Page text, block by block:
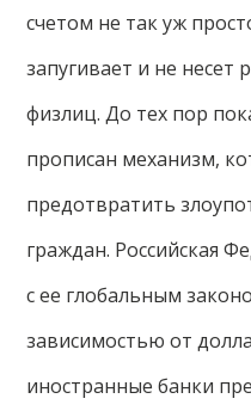
счетом не так уж
запугивает и не несет
физлиц. До тех пор
прописан механизм,
предотвратить
граждан. Российская
с ее глобальным
зависимостью от
иностранные банки